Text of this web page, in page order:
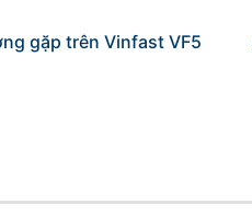
gặp trên Vinfast VF5